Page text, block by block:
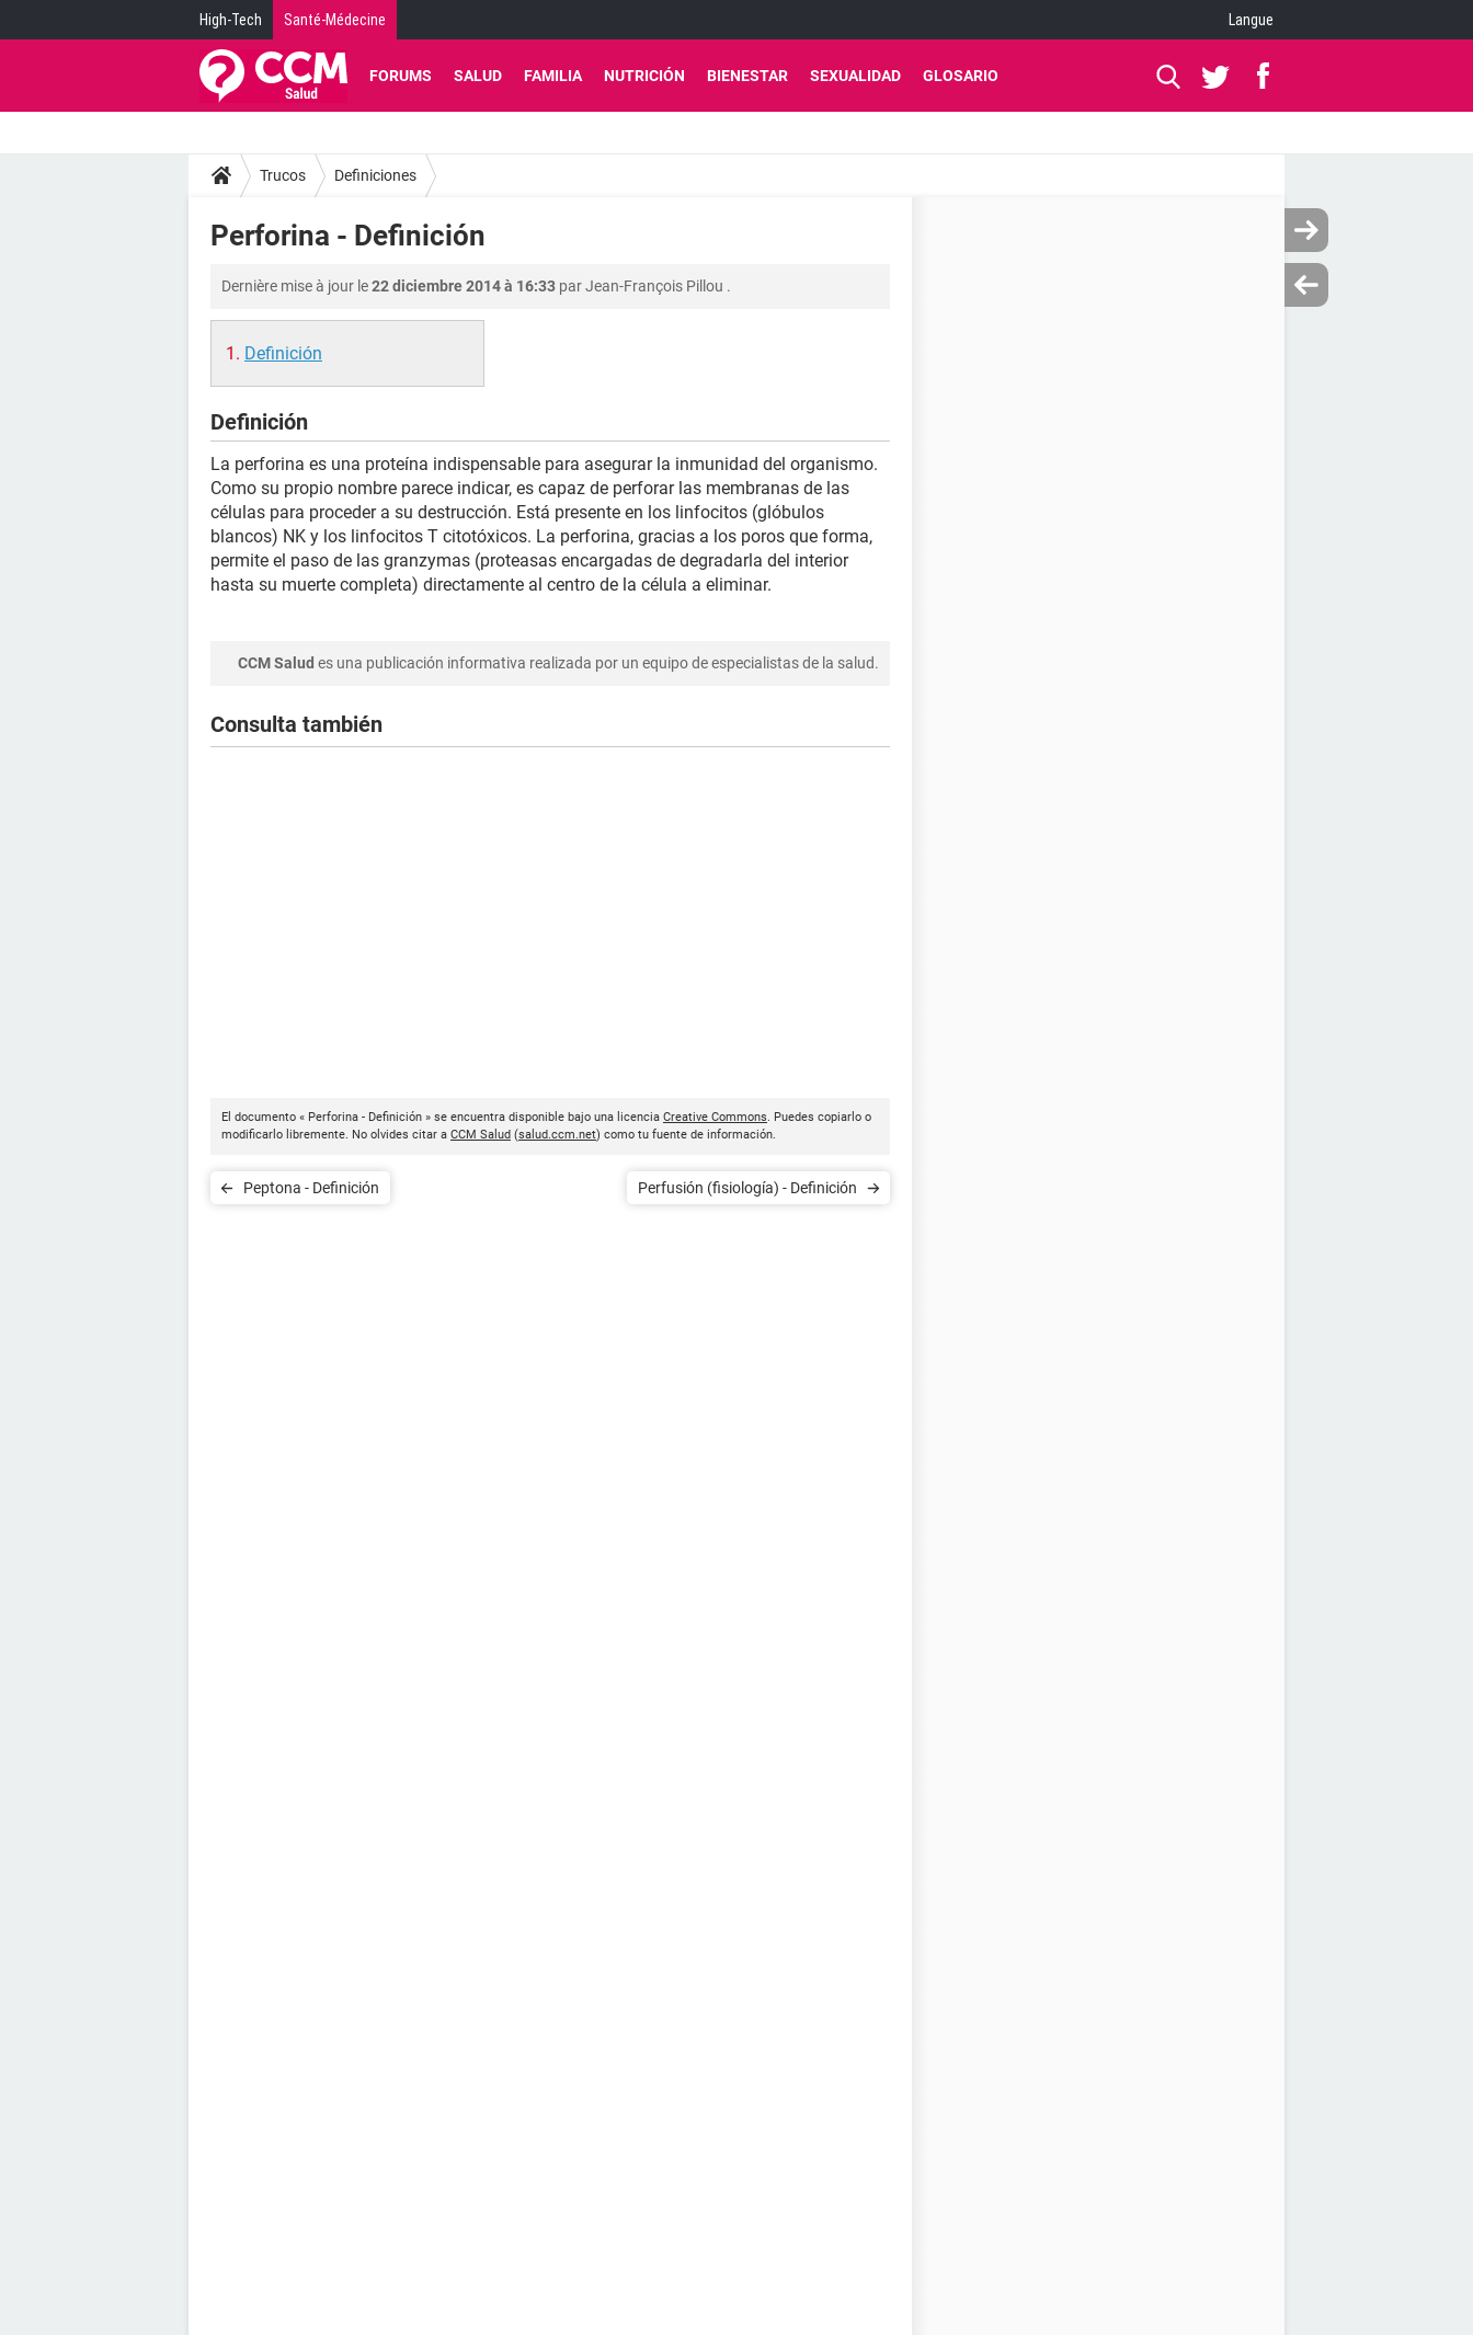
High-Tech Santé-Médecine Langue
FORUMS SALUD FAMILIA NUTRICIÓN BIENESTAR SEXUALIDAD GLOSARIO
Trucos Definiciones
Perforina - Definición
Dernière mise à jour le22 diciembre 2014 à 16:33 parJean-François Pillou .
Definición
Definición
La perforina es una proteína indispensable para asegurar la inmunidad del organismo.
Como su propio nombre parece indicar, es capaz de perforar las membranas de las
células para proceder a su destrucción. Está presente en los linfocitos (glóbulos
blancos) NK y los linfocitos T citotóxicos. La perforina, gracias a los poros que forma,
permite el paso de las granzymas (proteasas encargadas de degradarla del interior
hasta su muerte completa) directamente al centro de la célula a eliminar.
CCM Salud es una publicación informativa realizada por un equipo de especialistas de la salud.
Consulta también
El documento « Perforina - Definición » se encuentra disponible bajo una licencia Creative Commons. Puedes copiarlo o
modificarlo libremente. No olvides citar a CCM Salud (salud.ccm.net) como tu fuente de información.
Peptona - Definición Perfusión (fisiología) - Definición